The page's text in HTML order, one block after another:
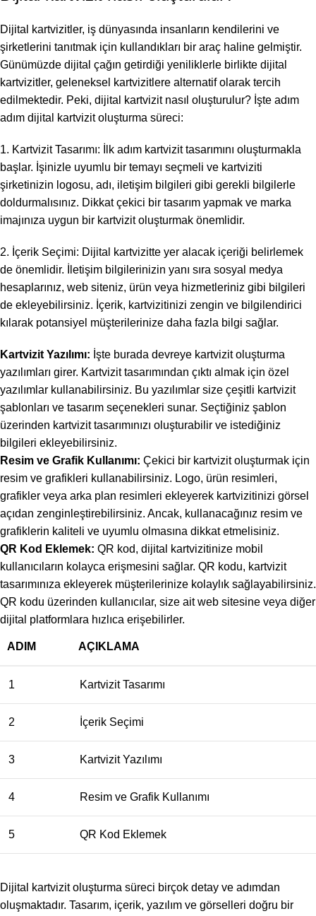
Dijital kartvizitler, iş dünyasında insanların kendilerini ve
şirketlerini tanıtmak için kullandıkları bir araç haline gelmiştir.
Günümüzde dijital çağın getirdiği yeniliklerle birlikte dijital
kartvizitler, geleneksel kartvizitlere alternatif olarak tercih
edilmektedir. Peki, dijital kartvizit nasıl oluşturulur? İşte adım
adım dijital kartvizit oluşturma süreci:
1. Kartvizit Tasarımı: İlk adım kartvizit tasarımını oluşturmakla
başlar. İşinizle uyumlu bir temayı seçmeli ve kartviziti
şirketinizin logosu, adı, iletişim bilgileri gibi gerekli bilgilerle
doldurmalısınız. Dikkat çekici bir tasarım yapmak ve marka
imajınıza uygun bir kartvizit oluşturmak önemlidir.
2. İçerik Seçimi: Dijital kartvizitte yer alacak içeriği belirlemek
de önemlidir. İletişim bilgilerinizin yanı sıra sosyal medya
hesaplarınız, web siteniz, ürün veya hizmetleriniz gibi bilgileri
de ekleyebilirsiniz. İçerik, kartvizitinizi zengin ve bilgilendirici
kılarak potansiyel müşterilerinize daha fazla bilgi sağlar.
Kartvizit Yazılımı: İşte burada devreye kartvizit oluşturma
yazılımları girer. Kartvizit tasarımından çıktı almak için özel
yazılımlar kullanabilirsiniz. Bu yazılımlar size çeşitli kartvizit
şablonları ve tasarım seçenekleri sunar. Seçtiğiniz şablon
üzerinden kartvizit tasarımınızı oluşturabilir ve istediğiniz
bilgileri ekleyebilirsiniz.
Resim ve Grafik Kullanımı: Çekici bir kartvizit oluşturmak için
resim ve grafikleri kullanabilirsiniz. Logo, ürün resimleri,
grafikler veya arka plan resimleri ekleyerek kartvizitinizi görsel
açıdan zenginleştirebilirsiniz. Ancak, kullanacağınız resim ve
grafiklerin kaliteli ve uyumlu olmasına dikkat etmelisiniz.
QR Kod Eklemek: QR kod, dijital kartvizitinize mobil
kullanıcıların kolayca erişmesini sağlar. QR kodu, kartvizit
tasarımınıza ekleyerek müşterilerinize kolaylık sağlayabilirsiniz.
QR kodu üzerinden kullanıcılar, size ait web sitesine veya diğer
dijital platformlara hızlıca erişebilirler.
ADIM AÇIKLAMA
1 Kartvizit Tasarımı
2 İçerik Seçimi
3 Kartvizit Yazılımı
4 Resim ve Grafik Kullanımı
5 QR Kod Eklemek
Dijital kartvizit oluşturma süreci birçok detay ve adımdan
oluşmaktadır. Tasarım, içerik, yazılım ve görselleri doğru bir